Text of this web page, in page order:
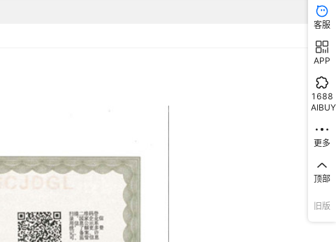
客服
APP
1688
AIBUY
更多
顶部
旧版